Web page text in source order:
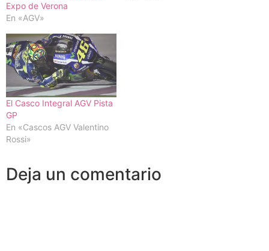
Expo de Verona
En «AGV»
El Casco Integral AGV Pista
GP
En «Cascos AGV Valentino
Rossi»
Deja un comentario